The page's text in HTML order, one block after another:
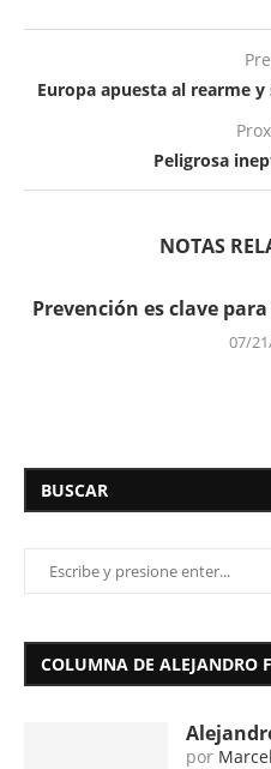
Europa apuesta al rearme
Peligrosa
NOTAS
Prevención es clave
07/
BUSCAR
COLUMNA DE ALEJANDRO
por